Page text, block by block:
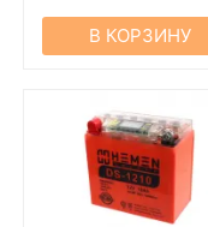
В КОРЗИНУ